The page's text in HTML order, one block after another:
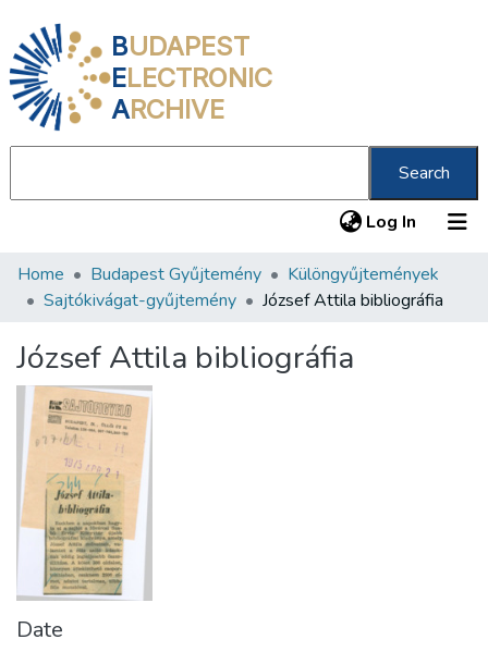
BUDAPEST
ELECTRONIC
ARCHIVE
Search
Log In (current)
Communities & Collections
Statistics
About us
Home Budapest Gyűjtemény
Különgyűjtemények
Sajtókivágat-gyűjtemény
József Attila bibliográfia
József Attila bibliográfia
Date